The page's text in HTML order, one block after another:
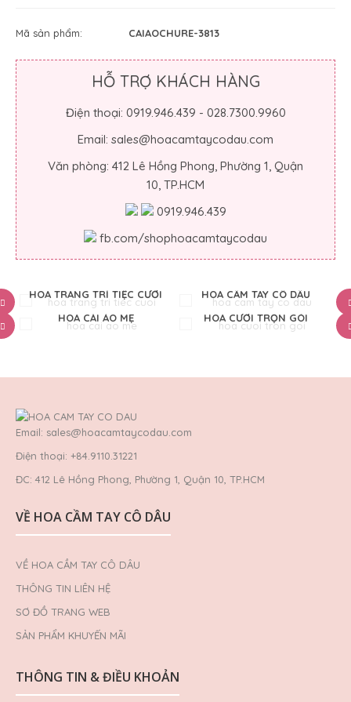
Mã sản phẩm: CAIAOCHURE-3813
HỖ TRỢ KHÁCH HÀNG
Điện thoại: 0919.946.439 - 028.7300.9960
Email: sales@hoacamtaycodau.com
Văn phòng: 412 Lê Hồng Phong, Phường 1, Quận
10, TP.HCM
0919.946.439
fb.com/shophoacamtaycodau
HOA TRANG TRÍ TIỆC CƯỚI
HOA CẦM TAY CÔ DÂU
HOA CÀI ÁO MẸ
HOA CƯỚI TRỌN GÓI
Email: sales@hoacamtaycodau.com
Điện thoại: +84.9110.31221
ĐC: 412 Lê Hồng Phong, Phường 1, Quận 10, TP.HCM
VỀ HOA CẦM TAY CÔ DÂU
VỀ HOA CẦM TAY CÔ DÂU
THÔNG TIN LIÊN HỆ
SƠ ĐỒ TRANG WEB
SẢN PHẨM KHUYẾN MÃI
THÔNG TIN & ĐIỀU KHOẢN